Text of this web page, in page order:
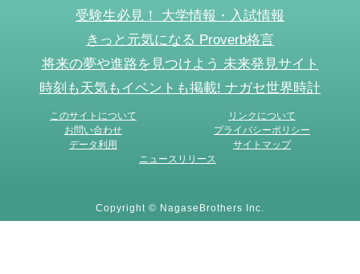
受験生必見！ 大学情報・入試情報
きっと元気になる Proverb格言
将来の夢や進路を見つけよう 未来発見サイト
時刻も天気もイベントも掲載! ナガセ世界時計
このサイトについて
リンクについて
お問い合わせ
プライバシーポリシー
データ利用
サイトマップ
ニュースリリース
Copyright © NagaseBrothers Inc.